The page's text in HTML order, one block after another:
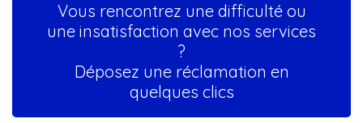
Vous rencontrez une difficulté ou
une insatisfaction avec nos services
?
Déposez une réclamation en
quelques clics